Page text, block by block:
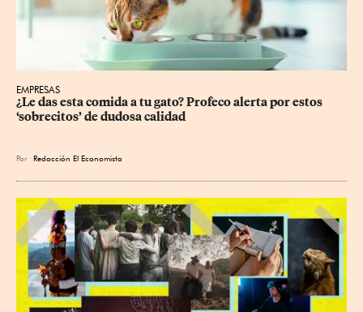
EMPRESAS
¿Le das esta comida a tu gato? Profeco alerta por estos
‘sobrecitos’ de dudosa calidad
Por Redacción El Economista